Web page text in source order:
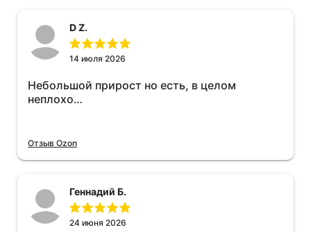
D Z.
14 июля 2026
Небольшой прирост но есть, в целом
неплохо…
Отзыв Ozon
Геннадий Б.
24 июня 2026